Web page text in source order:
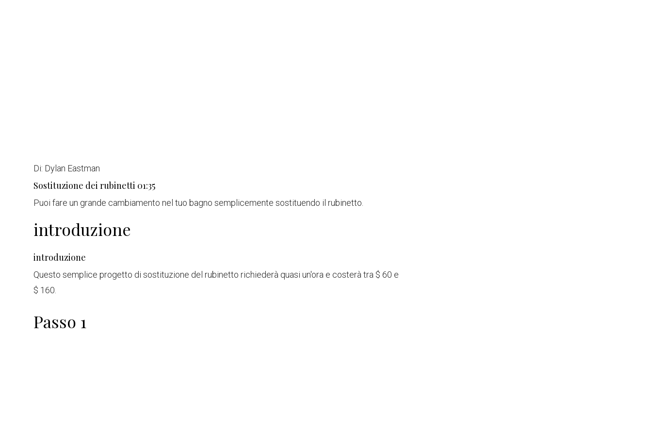
Di: Dylan Eastman
Sostituzione dei rubinetti 01:35
Puoi fare un grande cambiamento nel tuo bagno semplicemente sostituendo il rubinetto.
introduzione
introduzione
Questo semplice progetto di sostituzione del rubinetto richiederà quasi un'ora e costerà tra $ 60 e
$ 160.
Passo 1